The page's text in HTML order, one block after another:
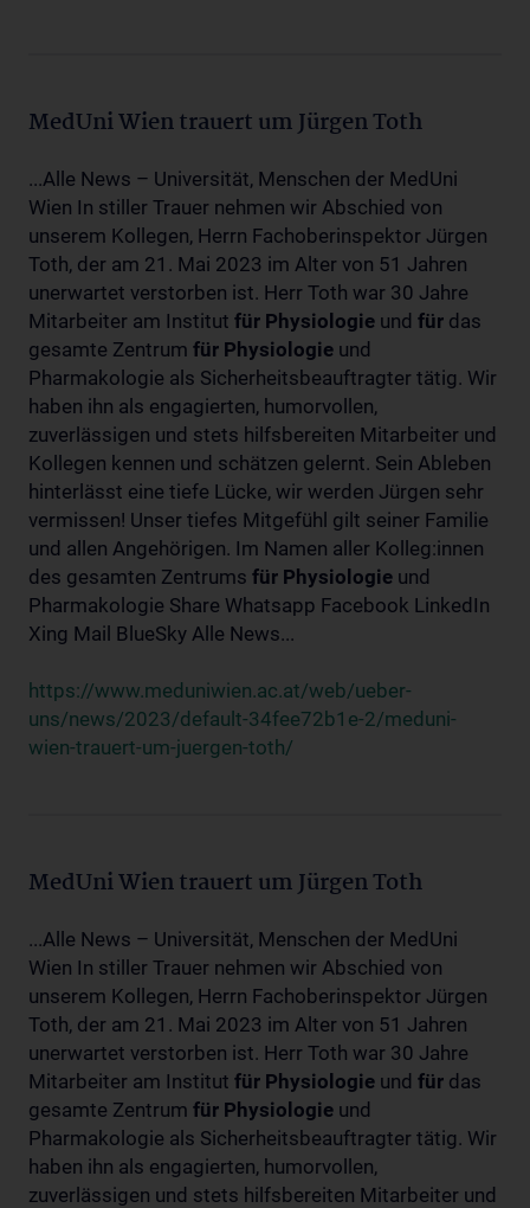
MedUni Wien trauert um Jürgen Toth
...Alle News – Universität, Menschen der MedUni
Wien In stiller Trauer nehmen wir Abschied von
unserem Kollegen, Herrn Fachoberinspektor Jürgen
Toth, der am 21. Mai 2023 im Alter von 51 Jahren
unerwartet verstorben ist. Herr Toth war 30 Jahre
Mitarbeiter am Institut für Physiologie und für das
gesamte Zentrum für Physiologie und
Pharmakologie als Sicherheitsbeauftragter tätig. Wir
haben ihn als engagierten, humorvollen,
zuverlässigen und stets hilfsbereiten Mitarbeiter und
Kollegen kennen und schätzen gelernt. Sein Ableben
hinterlässt eine tiefe Lücke, wir werden Jürgen sehr
vermissen! Unser tiefes Mitgefühl gilt seiner Familie
und allen Angehörigen. Im Namen aller Kolleg:innen
des gesamten Zentrums für Physiologie und
Pharmakologie Share Whatsapp Facebook LinkedIn
Xing Mail BlueSky Alle News...
https://www.meduniwien.ac.at/web/ueber-
uns/news/2023/default-34fee72b1e-2/meduni-
wien-trauert-um-juergen-toth/
MedUni Wien trauert um Jürgen Toth
...Alle News – Universität, Menschen der MedUni
Wien In stiller Trauer nehmen wir Abschied von
unserem Kollegen, Herrn Fachoberinspektor Jürgen
Toth, der am 21. Mai 2023 im Alter von 51 Jahren
unerwartet verstorben ist. Herr Toth war 30 Jahre
Mitarbeiter am Institut für Physiologie und für das
gesamte Zentrum für Physiologie und
Pharmakologie als Sicherheitsbeauftragter tätig. Wir
haben ihn als engagierten, humorvollen,
zuverlässigen und stets hilfsbereiten Mitarbeiter und